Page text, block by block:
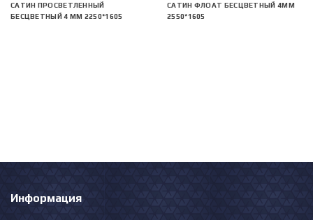
САТИН ПРОСВЕТЛЕННЫЙ
БЕСЦВЕТНЫЙ 4 ММ 2250*1605
САТИН ФЛОАТ БЕСЦВЕТНЫЙ 4ММ
2550*1605
Информация